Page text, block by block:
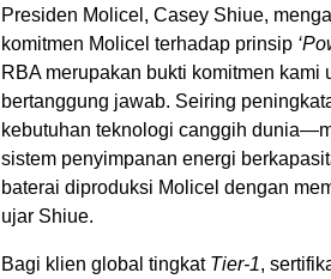
Presiden Molicel, Casey Shiue,
komitmen Molicel terhadap prinsip
RBA merupakan bukti komitmen
bertanggung jawab. Seiring
kebutuhan teknologi canggih
sistem penyimpanan energi
baterai diproduksi Molicel dengan
ujar Shiue.
Bagi klien global tingkat Tier-1,